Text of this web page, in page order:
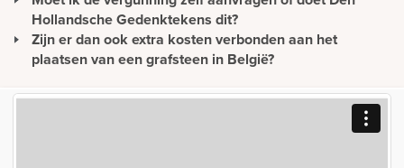
geholpen.
eigen ontwerp een gedenkteken te realiseren maar u kunt er
natuurlijk ook voor kiezen om het ontwerp geheel vrijblijvend
en gratis door onze adviseurs te laten maken. We staan open
voor al uw ideeën.
orieëntatie. Daarna verwerken wij ideeën die u heeft in een
vrijblijvend ontwerp. U ontvangt een prijsopgave een een
digitaal voorstel. Na goedkeuring onderhouden wij contact met
de gemeente voor de vergunning en met de begraafplaats voor
de plaatsing van het monument.
Hollandsche Gedenktekens dit?
Als Den Hollandsche Gedenktekens het monument plaatst,
nemen wij contact op met de gemeente voor het aanvragen van
Zijn er dan ook extra kosten verbonden aan het
plaatsen van een grafsteen in België?
voor plaatsing. Zodoende betaalt u geen extra kosten voor de
plaatsing van een grafmonument in uw regio. Wij plaatsen in
heel België en zijn op de hoogte van de lokale richtlijnen van